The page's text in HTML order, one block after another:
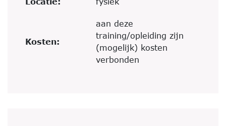
Kosten:
aan deze
training/opleiding zijn
(mogelijk) kosten
verbonden